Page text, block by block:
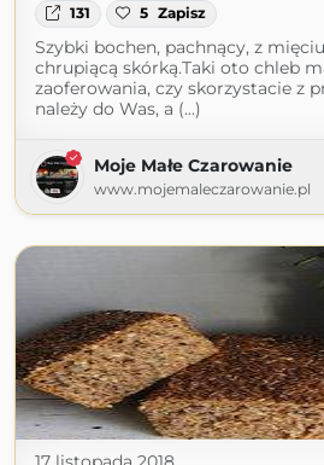
131 5 Zapisz
Szybki bochen, pachnący, z
chrupiącą skórką.Taki oto chleb
zaoferowania, czy skorzystacie z
należy do Was, a (...)
Moje Małe Czarowanie
www.mojemaleczarowanie.pl